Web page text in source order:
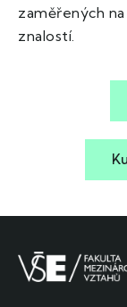
zaměřených
znalostí.